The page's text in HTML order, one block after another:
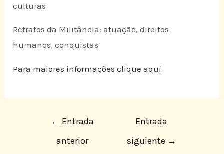
culturas
Retratos da Militância: atuação, direitos
humanos, conquistas
Para maiores informações clique aqui
← Entrada
anterior
Entrada
siguiente →